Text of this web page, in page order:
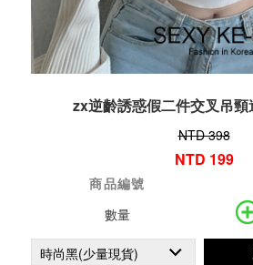
zx逆齡誘惑假二件交叉吊
NTD 398
NTD 199
商品編號
數量